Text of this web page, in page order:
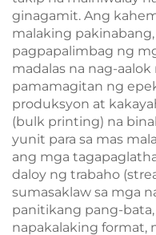
ginagamit. Ang
malaking
pagpapalimbag ng
madalas na nag-
pamamagitan ng
produksyon at
(bulk printing) na
yunit para sa mas
ang mga
daloy ng trabaho
sumasaklaw sa mga
panitikang pang-
napakalaking format,